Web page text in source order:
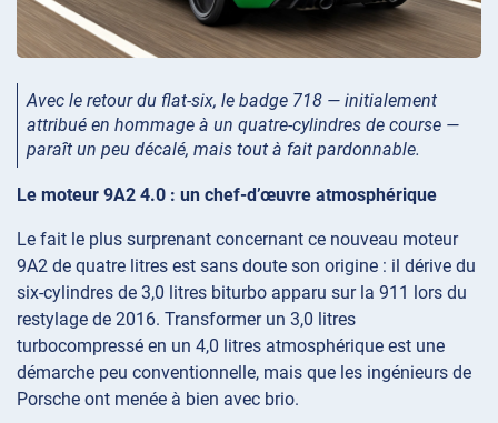
Avec le retour du flat-six, le badge 718 — initialement
attribué en hommage à un quatre-cylindres de course —
paraît un peu décalé, mais tout à fait pardonnable.
Le moteur 9A2 4.0 : un chef-d’œuvre atmosphérique
Le fait le plus surprenant concernant ce nouveau moteur
9A2 de quatre litres est sans doute son origine : il dérive du
six-cylindres de 3,0 litres biturbo apparu sur la 911 lors du
restylage de 2016. Transformer un 3,0 litres
turbocompressé en un 4,0 litres atmosphérique est une
démarche peu conventionnelle, mais que les ingénieurs de
Porsche ont menée à bien avec brio.